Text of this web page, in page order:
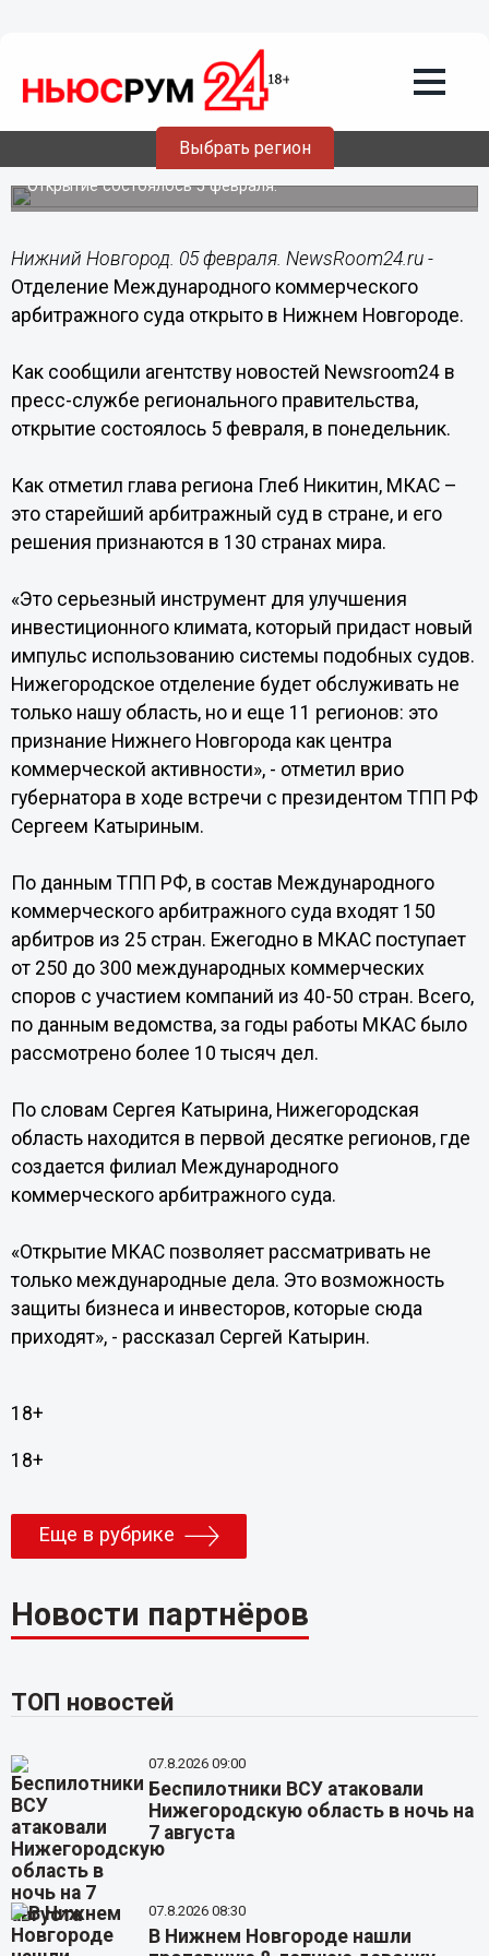
Выбрать регион
Отделение Международного
коммерческого арбитражного суда
открыто в Нижнем Новгороде
Открытие состоялось 5 февраля.
Нижний Новгород. 05 февраля. NewsRoom24.ru -
Отделение Международного коммерческого
арбитражного суда открыто в Нижнем Новгороде.
Как сообщили агентству новостей Newsroom24 в
пресс-службе регионального правительства,
открытие состоялось 5 февраля, в понедельник.
Как отметил глава региона Глеб Никитин, МКАС –
это старейший арбитражный суд в стране, и его
решения признаются в 130 странах мира.
«Это серьезный инструмент для улучшения
инвестиционного климата, который придаст новый
импульс использованию системы подобных судов.
Нижегородское отделение будет обслуживать не
только нашу область, но и еще 11 регионов: это
признание Нижнего Новгорода как центра
коммерческой активности», - отметил врио
губернатора в ходе встречи с президентом ТПП РФ
Сергеем Катыриным.
По данным ТПП РФ, в состав Международного
коммерческого арбитражного суда входят 150
арбитров из 25 стран. Ежегодно в МКАС поступает
от 250 до 300 международных коммерческих
споров с участием компаний из 40-50 стран. Всего,
по данным ведомства, за годы работы МКАС было
рассмотрено более 10 тысяч дел.
По словам Сергея Катырина, Нижегородская
область находится в первой десятке регионов, где
создается филиал Международного
коммерческого арбитражного суда.
«Открытие МКАС позволяет рассматривать не
только международные дела. Это возможность
защиты бизнеса и инвесторов, которые сюда
приходят», - рассказал Сергей Катырин.
18+
18+
Еще в рубрике
Новости партнёров
ТОП новостей
07.8.2026 09:00
Беспилотники ВСУ атаковали
Нижегородскую область в ночь на
7 августа
07.8.2026 08:30
В Нижнем Новгороде нашли